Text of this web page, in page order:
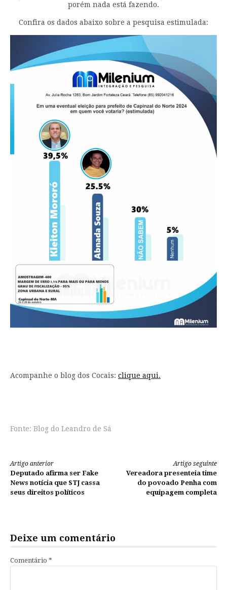
porém nada está fazendo.
Confira os dados abaixo sobre a pesquisa estimulada:
Acompanhe o blog dos Cocais: clique aqui.
Fonte: Blog do Leandro de Sá
Continue
lendo
Artigo anterior
Deputado afirma ser Fake
News notícia que STJ cassa
seus direitos políticos
Artigo seguinte
Vereadora presenteia time
do povoado Penha com
equipagem completa
Deixe um comentário
Comentário *